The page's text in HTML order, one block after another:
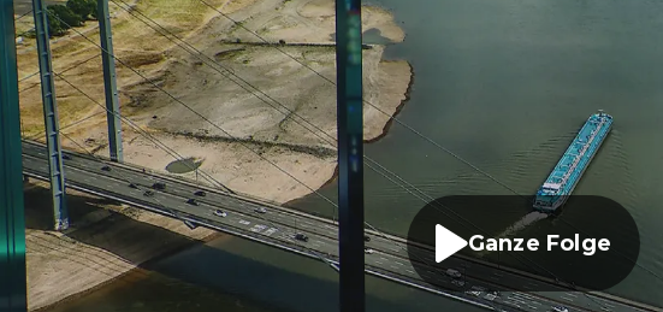
Ganze Folge